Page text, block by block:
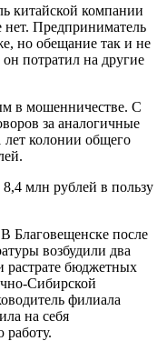
китайской компании
нет. Предприниматель
но обещание так и не
потратил на другие
в мошенничестве. С
за аналогичные
лет колонии общего
млн рублей в пользу
Благовещенске после
возбудили два
растрате бюджетных
Сибирской
филиала
на себя